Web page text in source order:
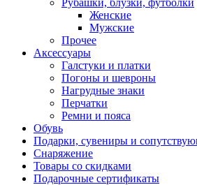
Женские
Мужские
Прочее
Аксессуары
Галстуки и платки
Погоны и шевроны
Нагрудные знаки
Перчатки
Ремни и пояса
Обувь
Подарки, сувениры и
Снаряжение
Товары со скидками
Подарочные сертификаты